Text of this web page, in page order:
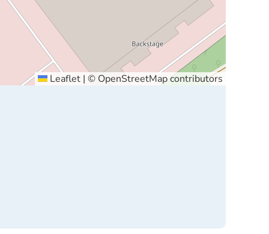
Leaflet | © OpenStreetMapcontributors